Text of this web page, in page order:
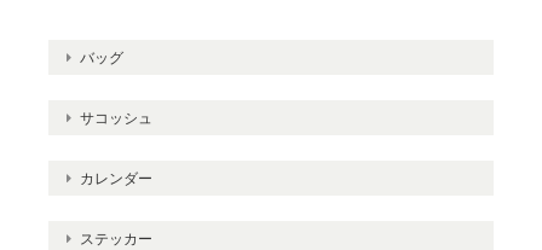
バッグ
サコッシュ
カレンダー
ステッカー